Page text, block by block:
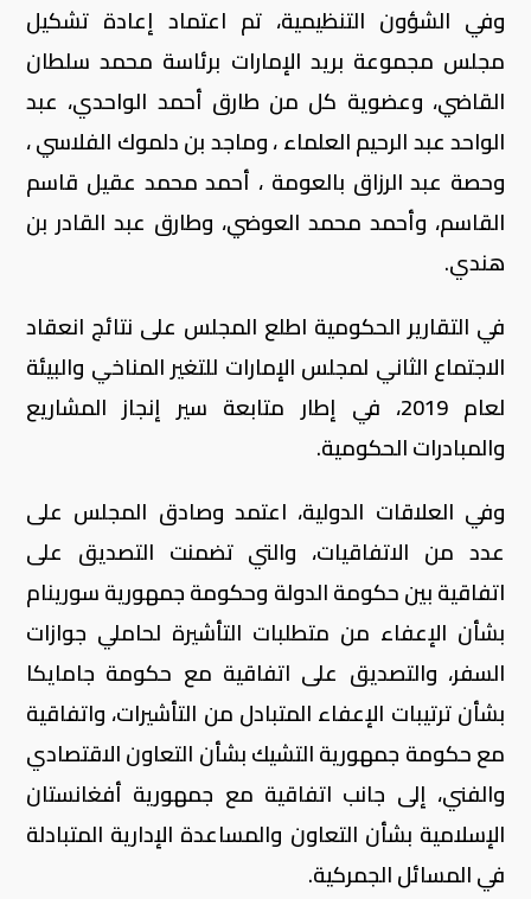
وفي الشؤون التنظيمية، تم اعتماد إعادة تشكيل
مجلس مجموعة بريد الإمارات برئاسة محمد سلطان
القاضي، وعضوية كل من طارق أحمد الواحدي، عبد
الواحد عبد الرحيم العلماء ، وماجد بن دلموك الفلاسي ،
وحصة عبد الرزاق بالعومة ، أحمد محمد عقيل قاسم
القاسم، وأحمد محمد العوضي، وطارق عبد القادر بن
هندي.
في التقارير الحكومية اطلع المجلس على نتائج انعقاد
الاجتماع الثاني لمجلس الإمارات للتغير المناخي والبيئة
لعام 2019، في إطار متابعة سير إنجاز المشاريع
والمبادرات الحكومية.
وفي العلاقات الدولية، اعتمد وصادق المجلس على
عدد من الاتفاقيات، والتي تضمنت التصديق على
اتفاقية بين حكومة الدولة وحكومة جمهورية سورينام
بشأن الإعفاء من متطلبات التأشيرة لحاملي جوازات
السفر، والتصديق على اتفاقية مع حكومة جامايكا
بشأن ترتيبات الإعفاء المتبادل من التأشيرات، واتفاقية
مع حكومة جمهورية التشيك بشأن التعاون الاقتصادي
والفني، إلى جانب اتفاقية مع جمهورية أفغانستان
الإسلامية بشأن التعاون والمساعدة الإدارية المتبادلة
في المسائل الجمركية.